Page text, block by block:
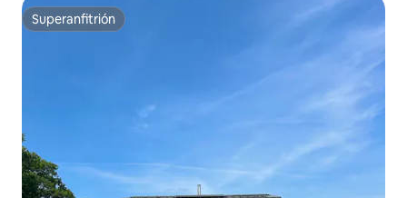
Superanfitrión
Superanfitrión